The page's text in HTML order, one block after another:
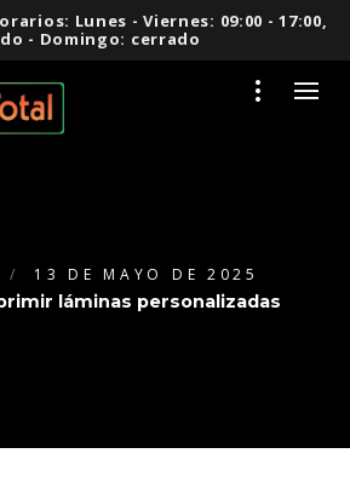
Lunes - Viernes: 09:00 - 17:00,
- Domingo: cerrado
13 DE MAYO DE 2025
láminas personalizadas